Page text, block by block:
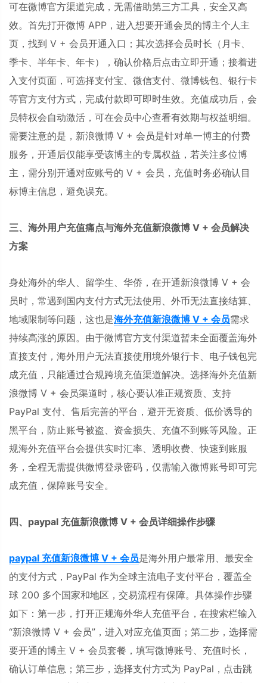
可在微博官方渠道完成，无需借助第三方工具，安全又高
效。首先打开微博 APP，进入想要开通会员的博主个人主
页，找到 V + 会员开通入口；其次选择会员时长（月卡、
季卡、半年卡、年卡），确认价格后点击立即开通；接着进
入支付页面，可选择支付宝、微信支付、微博钱包、银行卡
等官方支付方式，完成付款即可即时生效。充值成功后，会
员特权会自动激活，可在会员中心查看有效期与权益明细。
需要注意的是，新浪微博 V + 会员是针对单一博主的付费
服务，开通后仅能享受该博主的专属权益，若关注多位博
主，需分别开通对应账号的 V + 会员，充值时务必确认目
标博主信息，避免误充。
三、海外用户充值痛点与海外充值新浪微博 V + 会员解决
方案
身处海外的华人、留学生、华侨，在开通新浪微博 V + 会
员时，常遇到国内支付方式无法使用、外币无法直接结算、
地域限制等问题，这也是海外充值新浪微博 V + 会员需求
持续高涨的原因。由于微博官方支付渠道暂未全面覆盖海外
直接支付，海外用户无法直接使用境外银行卡、电子钱包完
成充值，只能通过合规跨境充值渠道解决。选择海外充值新
浪微博 V + 会员渠道时，核心要认准正规资质、支持
PayPal 支付、售后完善的平台，避开无资质、低价诱导的
黑平台，防止账号被盗、资金损失、充值不到账等风险。正
规海外充值平台会提供实时汇率、透明收费、快速到账服
务，全程无需提供微博登录密码，仅需输入微博账号即可完
成充值，保障账号安全。
四、paypal 充值新浪微博 V + 会员详细操作步骤
paypal 充值新浪微博 V + 会员是海外用户最常用、最安全
的支付方式，PayPal 作为全球主流电子支付平台，覆盖全
球 200 多个国家和地区，交易流程有保障。具体操作步骤
如下：第一步，打开正规海外华人充值平台，在搜索栏输入
“新浪微博 V + 会员”，进入对应充值页面；第二步，选择需
要开通的博主 V + 会员套餐，填写微博账号、充值时长，
确认订单信息；第三步，选择支付方式为 PayPal，点击跳